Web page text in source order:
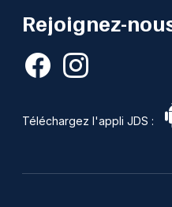
Rejoignez-
Téléchargez l'appli JDS :